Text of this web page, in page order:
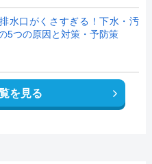
水口がくさすぎる！下水・汚
5つの原因と対策・予防策
を見る